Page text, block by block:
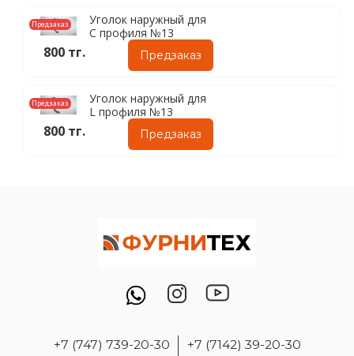
Предзаказ
Уголок наружный для
C профиля №13
800 тг. Предзаказ
Предзаказ
Уголок наружный для
L профиля №13
800 тг. Предзаказ
+7 (747) 739-20-30 +7 (7142) 39-20-30